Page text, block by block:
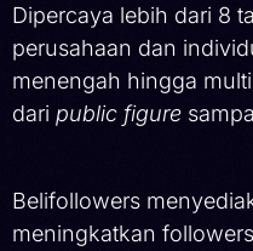
Dipercaya lebih dari 8
perusahaan dan
menengah hingga
dari public figure
Belifollowers
meningkatkan